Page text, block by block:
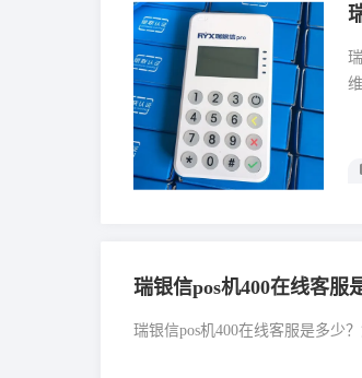
瑞银信pos机400在线客服
瑞银信pos机400在线客服是多少